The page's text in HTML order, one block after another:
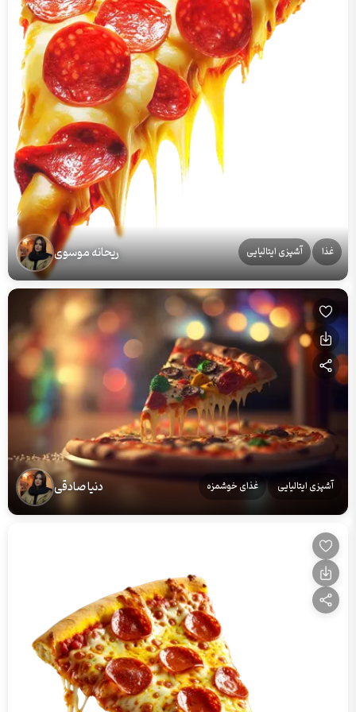
غذا آشپزی ایتالیایی ریحانه موسوی
آشپزی ایتالیایی غذای خوشمزه دنیا صادقی